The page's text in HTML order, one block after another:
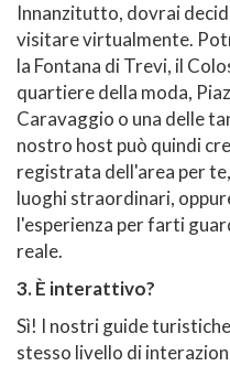
Innanzitutto, dovrai
visitare virtualmente.
la Fontana di Trevi, il
quartiere della moda,
Caravaggio o una delle
nostro host può quindi
registrata dell'area per
luoghi straordinari,
l'esperienza per farti
reale.
3. È interattivo?
Sì! I nostri guide
stesso livello di